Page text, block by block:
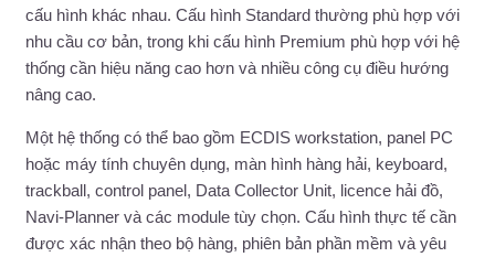
cấu hình khác nhau. Cấu hình Standard thường phù hợp với
nhu cầu cơ bản, trong khi cấu hình Premium phù hợp với hệ
thống cần hiệu năng cao hơn và nhiều công cụ điều hướng
nâng cao.
Một hệ thống có thể bao gồm ECDIS workstation, panel PC
hoặc máy tính chuyên dụng, màn hình hàng hải, keyboard,
trackball, control panel, Data Collector Unit, licence hải đồ,
Navi-Planner và các module tùy chọn. Cấu hình thực tế cần
được xác nhận theo bộ hàng, phiên bản phần mềm và yêu